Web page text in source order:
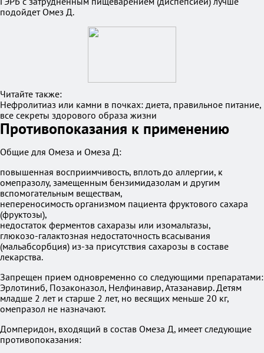
подойдет Омез Д.
Читайте также:
Нефролитиаз или камни в почках: диета, правильное питание,
все секреты здорового образа жизни
Противопоказания к применению
Общие для Омеза и Омеза Д:
повышенная восприимчивость, вплоть до аллергии, к
омепразолу, замещенным бензимидазолам и другим
вспомогательным веществам,
непереносимость организмом пациента фруктового сахара
(фруктозы),
недостаток ферментов сахаразы или изомальтазы,
глюкозо-галактозная недостаточность всасывания
(мальабсорбция) из-за присутствия сахарозы в составе
лекарства.
Запрещен прием одновременно со следующими препаратами:
Эрлотиниб, Позаконазол, Нелфинавир, Атазанавир. Детям
младше 2 лет и старше 2 лет, но весящих меньше 20 кг,
омепразол не назначают.
Домперидон, входящий в состав Омеза Д, имеет следующие
противопоказания: